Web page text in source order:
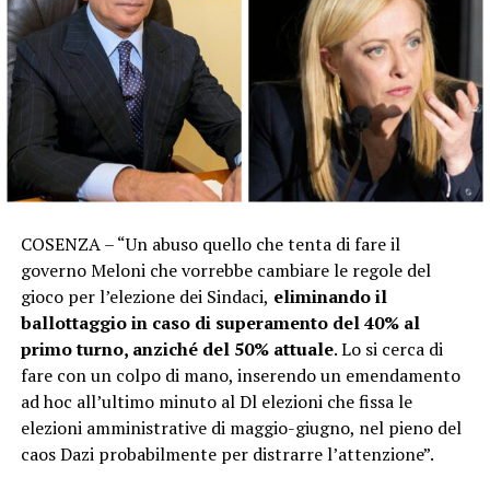
COSENZA – “Un abuso quello che tenta di fare il
governo Meloni che vorrebbe cambiare le regole del
gioco per l’elezione dei Sindaci, eliminando il
ballottaggio in caso di superamento del 40% al
primo turno, anziché del 50% attuale. Lo si cerca di
fare con un colpo di mano, inserendo un emendamento
ad hoc all’ultimo minuto al Dl elezioni che fissa le
elezioni amministrative di maggio-giugno, nel pieno del
caos Dazi probabilmente per distrarre l’attenzione”.